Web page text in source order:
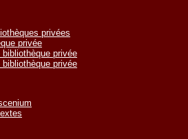
privées
privée
privée
privée